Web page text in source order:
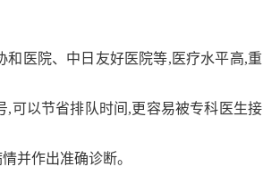
和医院、中日友好医院等,医疗水平高,重
,可以节省排队时间,更容易被专科医生接
并作出准确诊断。